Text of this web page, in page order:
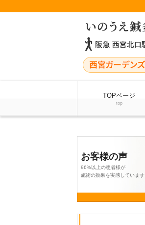
TOPページ
top
お客様の声
96%以上の患者様が
施術の効果を実感しています